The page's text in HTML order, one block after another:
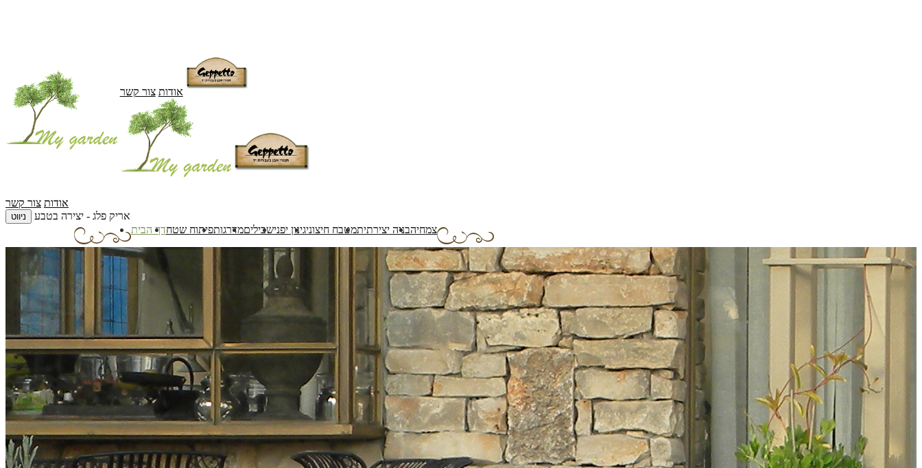
אודות צור קשר
אודות צור קשר
ניווט
אריק פלג - יצירה בטבע
דף הביתפיתוח שטחמדרגותשביליםגינון יפנימטבח חיצוניבניה יצירתיתצמחיה